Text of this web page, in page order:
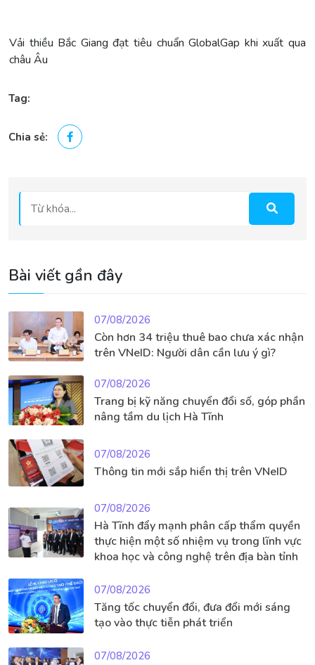
Vải thiều Bắc Giang đạt tiêu chuẩn GlobalGap khi xuất qua
châu Âu
Tag:
Chia sẻ:
Bài viết gần đây
07/08/2026
Còn hơn 34 triệu thuê bao chưa xác nhận
trên VNeID: Người dân cần lưu ý gì?
07/08/2026
Trang bị kỹ năng chuyển đổi số, góp phần
nâng tầm du lịch Hà Tĩnh
07/08/2026
Thông tin mới sắp hiển thị trên VNeID
07/08/2026
Hà Tĩnh đẩy mạnh phân cấp thẩm quyền
thực hiện một số nhiệm vụ trong lĩnh vực
khoa học và công nghệ trên địa bàn tỉnh
07/08/2026
Tăng tốc chuyển đổi, đưa đổi mới sáng
tạo vào thực tiễn phát triển
07/08/2026